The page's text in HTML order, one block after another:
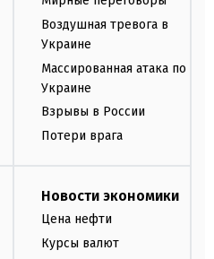
Воздушная тревога в
Украине
Массированная атака по
Украине
Взрывы в России
Потери врага
Новости экономики
Цена нефти
Курсы валют